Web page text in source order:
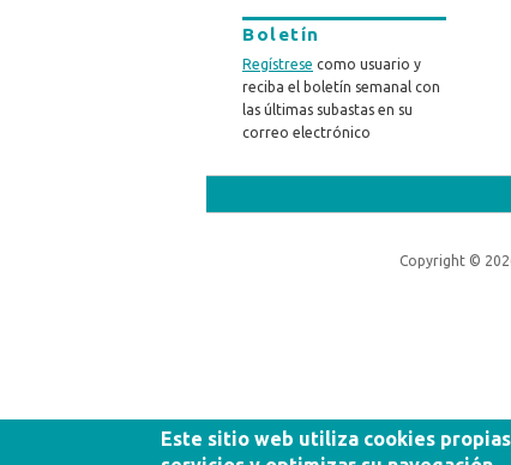
Boletín
Regístrese como usuario y
reciba el boletín semanal con
las últimas subastas en su
correo electrónico
Copyright ©
Este sitio web utiliza cookies